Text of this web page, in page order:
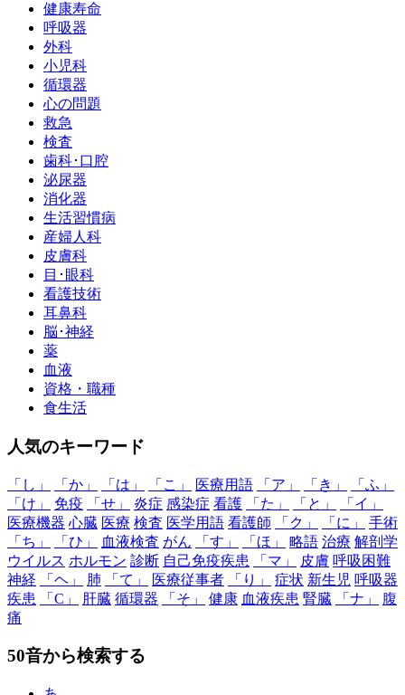
健康寿命
呼吸器
外科
小児科
循環器
心の問題
救急
検査
歯科･口腔
泌尿器
消化器
生活習慣病
産婦人科
皮膚科
目･眼科
看護技術
耳鼻科
脳･神経
薬
血液
資格・職種
食生活
人気のキーワード
「し」 「か」 「は」 「こ」 医療用語 「ア」 「き」
「ふ」
「け」
免疫 「せ」 炎症 感染症 看護 「た」 「と」
「イ」
医療機器 心臓 医療 検査 医学用語 看護師 「ク」 「に」
手術
「ち」
「ひ」 血液検査 がん 「す」 「ほ」 略語 治療 解剖学
ウイルス ホルモン 診断 自己免疫疾患 「マ」 皮膚 呼吸困難
神経
「ヘ」 肺 「て」 医療従事者 「り」 症状 新生児 呼吸器
疾患
「C」 肝臓 循環器 「そ」 健康 血液疾患 腎臓 「ナ」
腹
痛
50音から検索する